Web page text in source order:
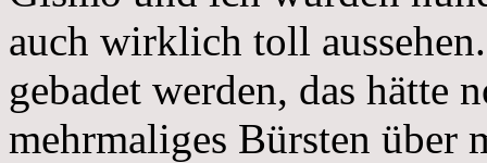
auch wirklich toll
gebadet werden, das hätte
mehrmaliges Bürsten über